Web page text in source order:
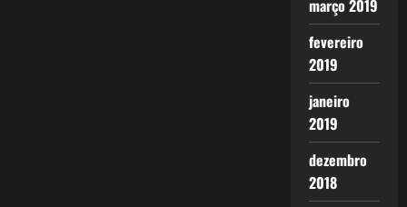
março 2019
fevereiro
2019
janeiro
2019
dezembro
2018